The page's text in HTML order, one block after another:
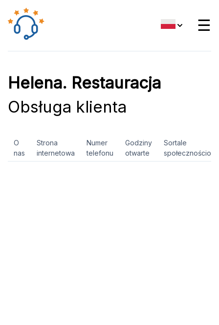
☰
Helena. Restauracja
Obsługa klienta
O
nas
Strona
internetowa
Numer
telefonu
Godziny
otwarte
Sortale